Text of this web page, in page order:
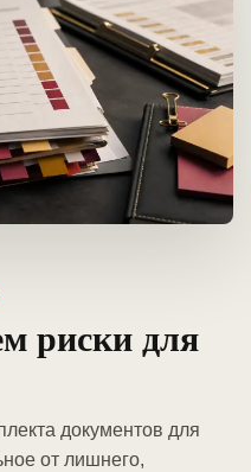
риски для
документов для
от лишнего,